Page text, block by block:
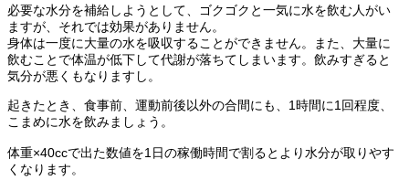
必要な水分を補給しようとして、ゴクゴクと一気に水を飲む人がい
ますが、それでは効果がありません。
身体は一度に大量の水を吸収することができません。また、大量に
飲むことで体温が低下して代謝が落ちてしまいます。飲みすぎると
気分が悪くもなりますし。
起きたとき、食事前、運動前後以外の合間にも、1時間に1回程度、
こまめに水を飲みましょう。
体重×40ccで出た数値を1日の稼働時間で割るとより水分が取りやす
くなります。